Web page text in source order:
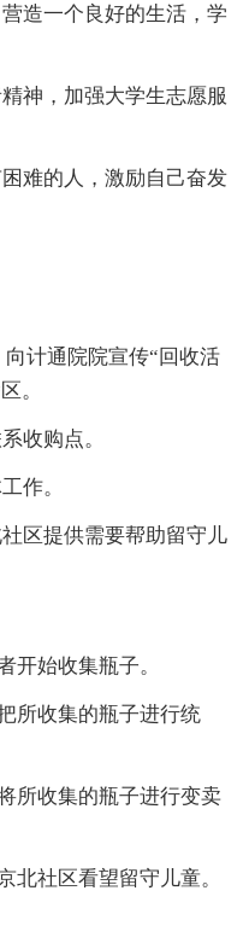
造一个良好的生活，学
神，加强大学生志愿服
难的人，激励自己奋发
计通院院宣传“回收活
。
收购点。
作。
区提供需要帮助留守儿
始收集瓶子。
收集的瓶子进行统
收集的瓶子进行变卖
社区看望留守儿童。